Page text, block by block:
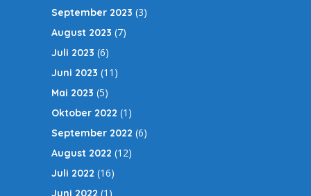
September 2023 (3)
August 2023 (7)
Juli 2023 (6)
Juni 2023 (11)
Mai 2023 (5)
Oktober 2022 (1)
September 2022 (6)
August 2022 (12)
Juli 2022 (16)
Juni 2022 (1)